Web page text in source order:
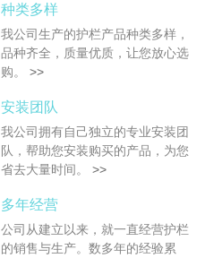
种类多样
我公司生产的护栏产品种类多样，
品种齐全，质量优质，让您放心选
购。 >>
安装团队
我公司拥有自己独立的专业安装团
队，帮助您安装购买的产品，为您
省去大量时间。 >>
多年经营
公司从建立以来，就一直经营护栏
的销售与生产。数多年的经验累